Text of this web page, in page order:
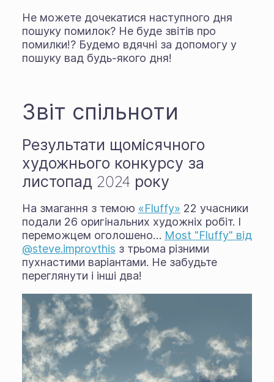
Не можете дочекатися наступного дня
пошуку помилок? Не буде звітів про
помилки!? Будемо вдячні за допомогу у
пошуку вад будь-якого дня!
Звіт спільноти
Результати щомісячного
художнього конкурсу за
листопад 2024 року
На змагання з темою «Fluffy» 22 учасники
подали 26 оригінальних художніх робіт. І
переможцем оголошено… Most "Fluffy" від
@steve.improvthis з трьома різними
пухнастими варіантами. Не забудьте
переглянути і інші два!